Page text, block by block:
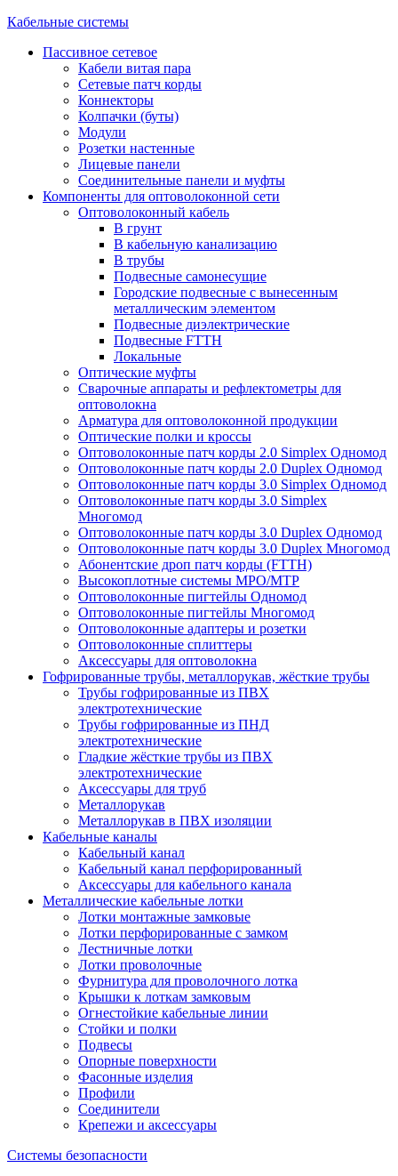
Кабельные системы
Пассивное сетевое
Кабели витая пара
Сетевые патч корды
Коннекторы
Колпачки (буты)
Модули
Розетки настенные
Лицевые панели
Соединительные панели и муфты
Компоненты для оптоволоконной сети
Оптоволоконный кабель
В грунт
В кабельную канализацию
В трубы
Подвесные самонесущие
Городские подвесные с вынесенным
металлическим элементом
Подвесные диэлектрические
Подвесные FTTH
Локальные
Оптические муфты
Сварочные аппараты и рефлектометры для
оптоволокна
Арматура для оптоволоконной продукции
Оптические полки и кроссы
Оптоволоконные патч корды 2.0 Simplex Одномод
Оптоволоконные патч корды 2.0 Duplex Одномод
Оптоволоконные патч корды 3.0 Simplex Одномод
Оптоволоконные патч корды 3.0 Simplex
Многомод
Оптоволоконные патч корды 3.0 Duplex Одномод
Оптоволоконные патч корды 3.0 Duplex Многомод
Абонентские дроп патч корды (FTTH)
Высокоплотные системы MPO/MTP
Оптоволоконные пигтейлы Одномод
Оптоволоконные пигтейлы Многомод
Оптоволоконные адаптеры и розетки
Оптоволоконные сплиттеры
Аксессуары для оптоволокна
Гофрированные трубы, металлорукав, жёсткие трубы
Трубы гофрированные из ПВХ
электротехнические
Трубы гофрированные из ПНД
электротехнические
Гладкие жёсткие трубы из ПВХ
электротехнические
Аксессуары для труб
Металлорукав
Металлорукав в ПВХ изоляции
Кабельные каналы
Кабельный канал
Кабельный канал перфорированный
Аксессуары для кабельного канала
Металлические кабельные лотки
Лотки монтажные замковые
Лотки перфорированные с замком
Лестничные лотки
Лотки проволочные
Фурнитура для проволочного лотка
Крышки к лоткам замковым
Огнестойкие кабельные линии
Стойки и полки
Подвесы
Опорные поверхности
Фасонные изделия
Профили
Соединители
Крепежи и аксессуары
Системы безопасности